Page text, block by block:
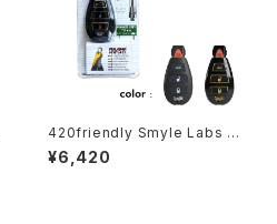
420friendly Smyle Labs P
enjamin キー型ベイプバッテリ
ー
¥6,420